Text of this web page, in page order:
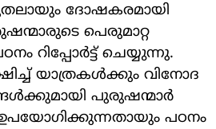
ദോഷകരമായി
പെരുമാറ്റ
റിപ്പോര്‍ട്ട് ചെയ്യുന്നു.
യാത്രകള്‍ക്കും വിനോദ
പുരുഷന്മാര്‍
പഠനം